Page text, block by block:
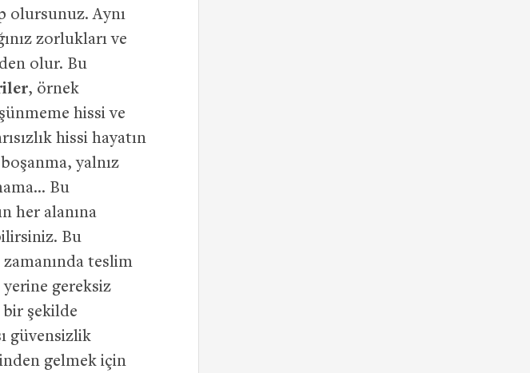
olursunuz. Aynı
zorlukları ve
olur. Bu
, örnek
hissi ve
hissi hayatın
yalnız
Bu
her alanına
Bu
teslim
gereksiz
bir şekilde
güvensizlik
gelmek için